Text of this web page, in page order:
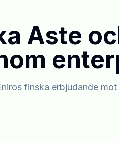
Aste
finska erbjudande mot